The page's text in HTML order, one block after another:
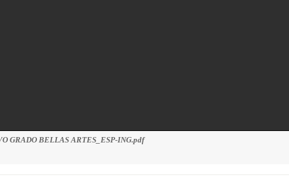
GRADO BELLAS ARTES_ESP-ING.pdf